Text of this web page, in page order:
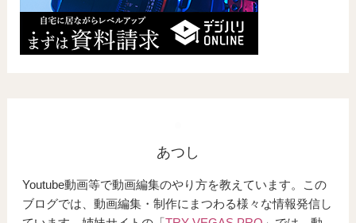
あつし
Youtube動画等で動画編集のやり方を教えています。この
ブログでは、動画編集・制作にまつわる様々な情報発信し